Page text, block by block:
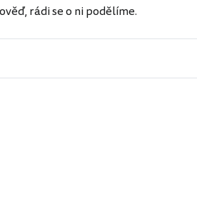
rádi se o ni podělíme.